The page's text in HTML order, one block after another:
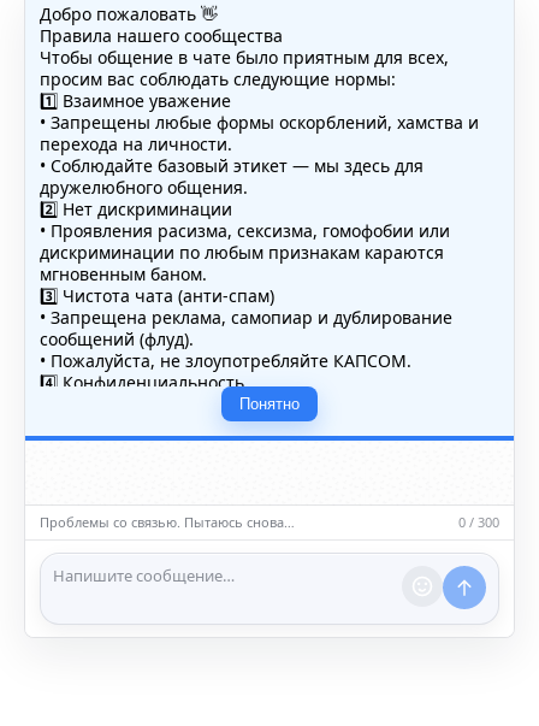
Добро пожаловать 👋
Правила нашего сообщества
Чтобы общение в чате было приятным для всех,
просим вас соблюдать следующие нормы:
1️⃣ Взаимное уважение
• Запрещены любые формы оскорблений, хамства и
перехода на личности.
• Соблюдайте базовый этикет — мы здесь для
дружелюбного общения.
2️⃣ Нет дискриминации
• Проявления расизма, сексизма, гомофобии или
дискриминации по любым признакам караются
мгновенным баном.
3️⃣ Чистота чата (анти-спам)
• Запрещена реклама, самопиар и дублирование
сообщений (флуд).
• Пожалуйста, не злоупотребляйте КАПСОМ.
4️⃣ Конфиденциальность
• Не публикуйте личные данные — свои или чужие
(телефоны, адреса, документы).
5️⃣ Уместность контента
насилию.
ℹ️ Модераторы и администраторы вправе удалять
сообщения и ограничивать доступ к чату при
нарушении правил.
Понятно
Повтор через 14с 0 / 300